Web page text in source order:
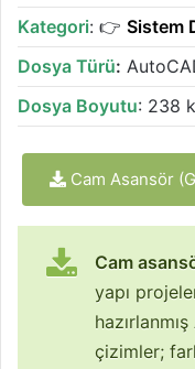
Kategori: 👉 Sistem
Dosya Türü:
Dosya Boyutu: 238
Cam Asansör
Cam
yapı
çizimler;